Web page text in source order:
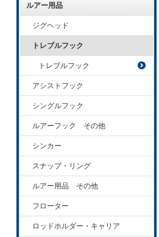
ルアー用品
ジグヘッド
トレブルフック
トレブルフック
アシストフック
シングルフック
ルアーフック その他
シンカー
スナップ・リング
ルアー用品 その他
フローター
ロッドホルダー・キャリア